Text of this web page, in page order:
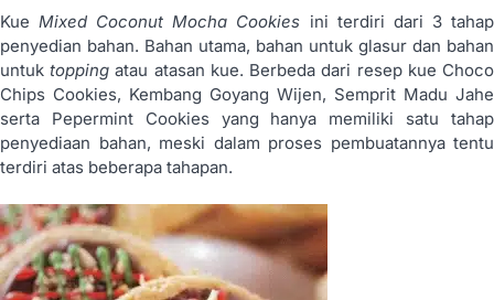
Kue Mixed Coconut Mocha Cookies ini terdiri dari 3 tahap
penyedian bahan. Bahan utama, bahan untuk glasur dan bahan
untuktopping atau atasan kue. Berbeda dari resep kue Choco
Chips Cookies, Kembang Goyang Wijen, Semprit Madu Jahe
serta Pepermint Cookies yang hanya memiliki satu tahap
penyediaan bahan, meski dalam proses pembuatannya tentu
terdiri atas beberapa tahapan.